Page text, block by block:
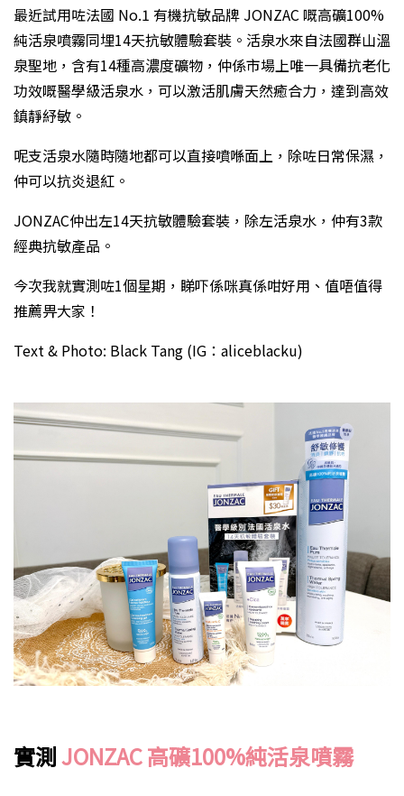
最近試用咗法國 No.1 有機抗敏品牌 JONZAC 嘅高礦100%
純活泉噴霧同埋14天抗敏體驗套裝。活泉水來自法國群山溫
泉聖地，含有14種高濃度礦物，仲係市場上唯一具備抗老化
功效嘅醫學級活泉水，可以激活肌膚天然癒合力，達到高效
鎮靜紓敏。
呢支活泉水隨時隨地都可以直接噴喺面上，除咗日常保濕，
仲可以抗炎退紅。
JONZAC仲出左14天抗敏體驗套裝，除左活泉水，仲有3款
經典抗敏產品。
今次我就實測咗1個星期，睇吓係咪真係咁好用、值唔值得
推薦畀大家！
Text & Photo: Black Tang (IG：aliceblacku)
實測JONZAC 高礦100%純活泉噴霧